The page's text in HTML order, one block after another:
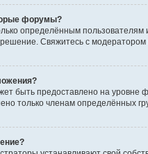
форумы?
определённым пользователям
Свяжитесь с
быть предоставлено на
только членам определённых